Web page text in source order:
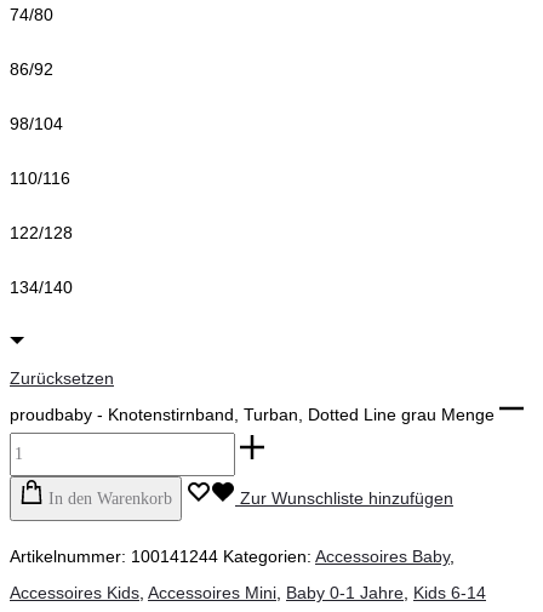
74/80
86/92
98/104
110/116
122/128
134/140
Zurücksetzen
proudbaby - Knotenstirnband, Turban, Dotted Line grau Menge
In den Warenkorb Zur Wunschliste hinzufügen
Artikelnummer: 100141244 Kategorien: Accessoires Baby,
Accessoires Kids, Accessoires Mini, Baby 0-1 Jahre, Kids 6-14